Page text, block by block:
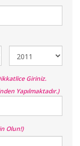
Giriniz.
Yapılmaktadır.)
Olun!)